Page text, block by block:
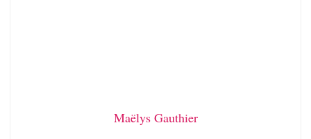
Maëlys Gauthier